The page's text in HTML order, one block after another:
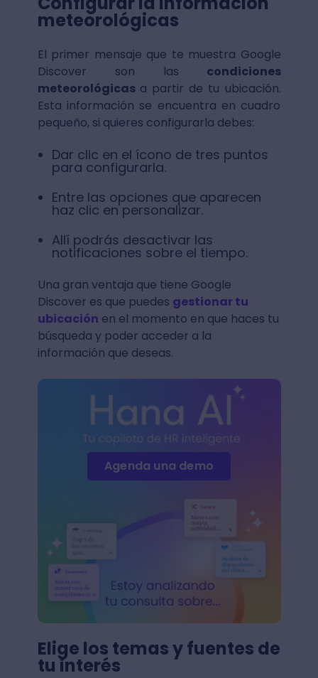
meteorológicas
El primer mensaje que te muestra Google
Discover son las condiciones
meteorológicas a partir de tu ubicación.
Esta información se encuentra en cuadro
pequeño, si quieres configurarla debes:
Dar clic en el ícono de tres puntos
para configurarla.
Entre las opciones que aparecen
haz clic en personalizar.
Allí podrás desactivar las
notificaciones sobre el tiempo.
Una gran ventaja que tiene Google
Discover es que puedes gestionar tu
ubicación en el momento en que haces tu
búsqueda y poder acceder a la
información que deseas.
Agenda una demo
Elige los temas y fuentes de
tu interés